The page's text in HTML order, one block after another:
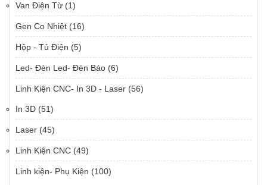
Van Điện Từ (1)
Gen Co Nhiệt (16)
Hộp - Tủ Điện (5)
Led- Đèn Led- Đèn Báo (6)
Linh Kiện CNC- In 3D - Laser (56)
In 3D (51)
Laser (45)
Linh Kiện CNC (49)
Linh kiện- Phụ Kiện (100)